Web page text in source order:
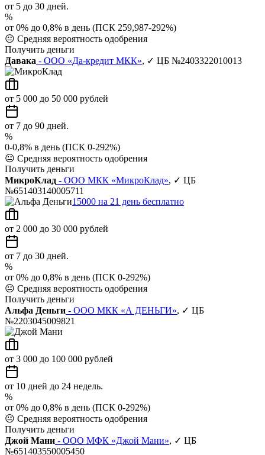
от 5 до 30 дней.
%
от 0% до 0,8% в день (ПСК 259,987-292%)
😐 Средняя вероятность одобрения
Получить деньги
Давака - ООО «Да-кредит МКК», ✓ ЦБ №2403322010013
от 5 000 до 50 000 рублей
от 7 до 90 дней.
%
0-0,8% в день (ПСК 0-292%)
😐 Средняя вероятность одобрения
Получить деньги
МикроКлад - ООО МКК «МикроКлад», ✓ ЦБ
№651403140005711
15000 на 21 день бесплатно
от 2 000 до 30 000 рублей
от 7 до 30 дней.
%
от 0% до 0,8% в день (ПСК 0-292%)
😐 Средняя вероятность одобрения
Получить деньги
Альфа Деньги - ООО МКК «А ДЕНЬГИ», ✓ ЦБ
№2203045009821
от 3 000 до 100 000 рублей
от 10 дней до 24 недель.
%
от 0% до 0,8% в день (ПСК 0-292%)
😐 Средняя вероятность одобрения
Получить деньги
Джой Мани - ООО МФК «Джой Мани», ✓ ЦБ
№651403550005450